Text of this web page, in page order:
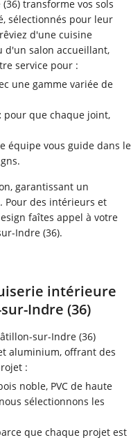
transforme vos sols
sélectionnés pour leur
d'une cuisine
d'un salon accueillant,
service pour :
une gamme variée de
pour que chaque joint,
équipe vous guide dans le
garantissant un
Pour des intérieurs et
faîtes appel à votre
Indre (36).
intérieure
Indre (36)
sur-Indre (36)
aluminium, offrant des
:
noble, PVC de haute
sélectionnons les
que chaque projet est